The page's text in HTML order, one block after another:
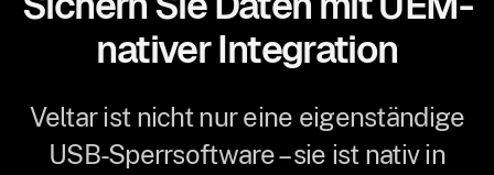
nativer Integration
Veltar ist nicht nur eine eigenständige
USB-Sperrsoftware – sie ist nativ in